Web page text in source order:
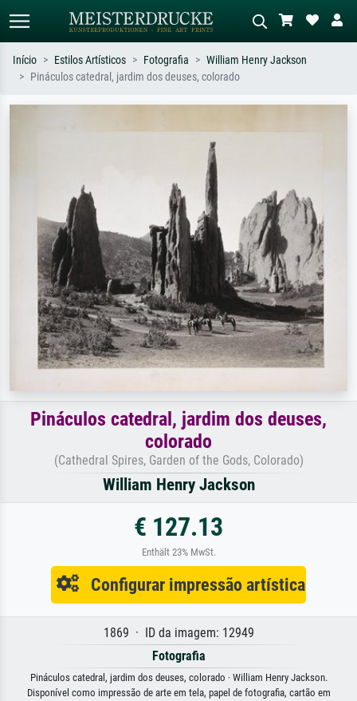
ex: Monet, Noite Estrelada,
abstrato com muito vermelho, pintura
a óleo escura, nu em pé ao lado de
Início Estilos Artísticos Fotografia
William Henry Jackson
Pináculos catedral, jardim dos deuses, colorado
Pináculos catedral, jardim dos deuses,
colorado
(Cathedral Spires, Garden of the Gods, Colorado)
William Henry Jackson
€ 127.13
Enthält 23% MwSt.
Configurar impressão artística
1869 · ID da imagem: 12949
Fotografia
Pináculos catedral, jardim dos deuses, colorado · William Henry Jackson.
Disponível como impressão de arte em tela, papel de fotografia, cartão em